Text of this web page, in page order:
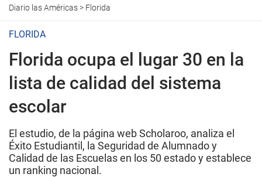
Diario las Américas> Florida
FLORIDA
Florida ocupa el lugar 30 en la
lista de calidad del sistema
escolar
El estudio, de la página web Scholaroo, analiza el
Éxito Estudiantil, la Seguridad de Alumnado y
Calidad de las Escuelas en los 50 estado y establece
un ranking nacional.